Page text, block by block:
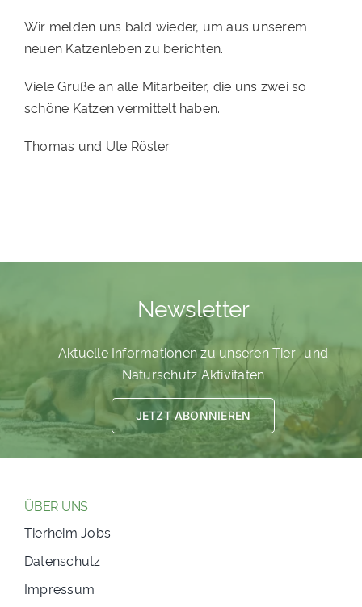
Wir melden uns bald wieder, um aus unserem
neuen Katzenleben zu berichten.
Viele Grüße an alle Mitarbeiter, die uns zwei so
schöne Katzen vermittelt haben.
Thomas und Ute Rösler
Newsletter
Aktuelle Informationen zu unseren Tier- und
Naturschutz Aktivitäten
JETZT ABONNIEREN
ÜBER UNS
Tierheim Jobs
Datenschutz
Impressum